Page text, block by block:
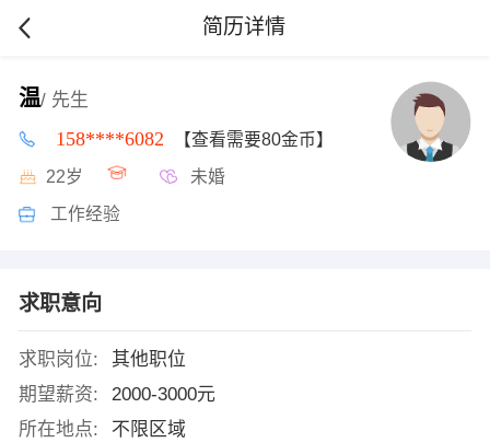
简历详情
温/ 先生
158****6082 【查看需要80金币】
22岁 未婚
工作经验
求职意向
求职岗位:
其他职位
期望薪资:
2000-3000元
所在地点:
不限区域